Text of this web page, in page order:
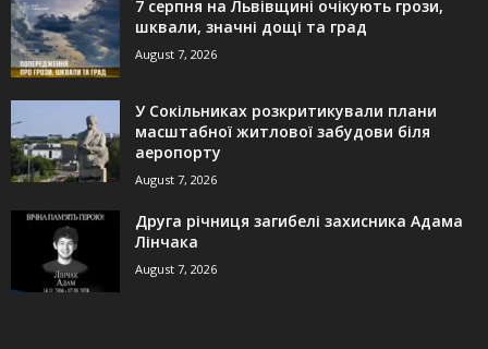
7 серпня на Львівщині очікують грози,
шквали, значні дощі та град
August 7, 2026
У Сокільниках розкритикували плани
масштабної житлової забудови біля
аеропорту
August 7, 2026
Друга річниця загибелі захисника Адама
Лінчака
August 7, 2026